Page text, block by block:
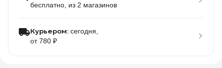
бесплатно , из 2 магазинов
Курьером: сегодня,
от 780 ₽